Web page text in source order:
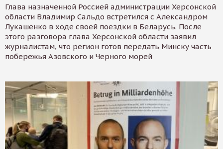
Глава назначенной Россией администрации Херсонской
области Владимир Сальдо встретился с Александром
Лукашенко в ходе своей поездки в Беларусь. После
этого разговора глава Херсонской области заявил
журналистам, что регион готов передать Минску часть
побережья Азовского и Черного морей